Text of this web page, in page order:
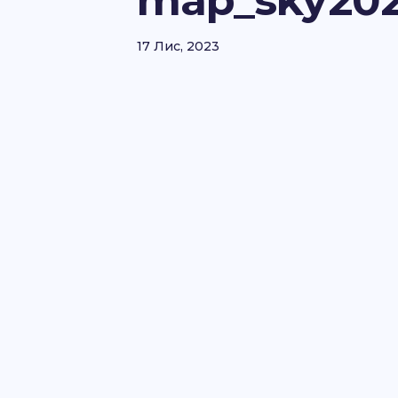
17 Лис, 2023